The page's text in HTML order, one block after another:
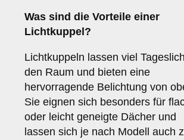
Was sind die Vorteile einer
Lichtkuppel ?
Lichtkuppeln lassen viel
den Raum und bieten eine
hervorragende Belichtung von
Sie eignen sich besonders für
oder leicht geneigte Dächer und
lassen sich je nach Modell auch